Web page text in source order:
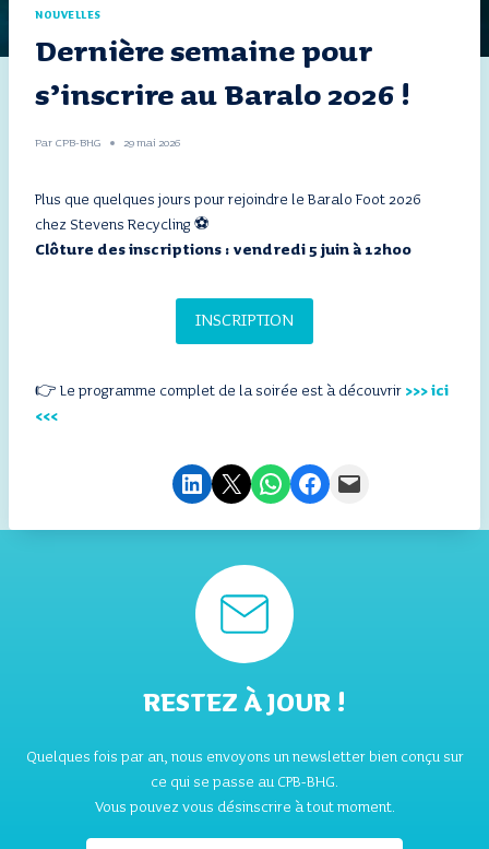
NOUVELLES
Dernière semaine pour
s’inscrire au Baralo 2026 !
Par CPB-BHG 29 mai 2026
Plus que quelques jours pour rejoindre le Baralo Foot 2026
chez Stevens Recycling ⚽
Clôture des inscriptions : vendredi 5 juin à 12h00
INSCRIPTION
👉 Le programme complet de la soirée est à découvrir >>> ici
<<<
Partager sur LinkedIn Envoyer cette page par e-mail Partager sur WhatsApp Partager sur Facebook Envoyer cette page par e-mail
RESTEZ À JOUR !
Quelques fois par an, nous envoyons un newsletter bien conçu sur
ce qui se passe au CPB-BHG.
Vous pouvez vous désinscrire à tout moment.